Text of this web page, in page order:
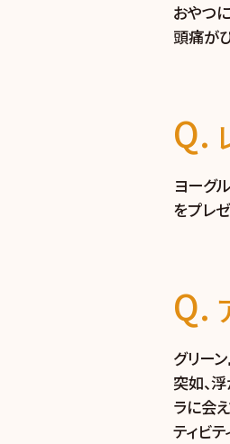
おやつ
頭痛が
ヨーグ
をプレ
グリー
突如、
ラに会
ティビ